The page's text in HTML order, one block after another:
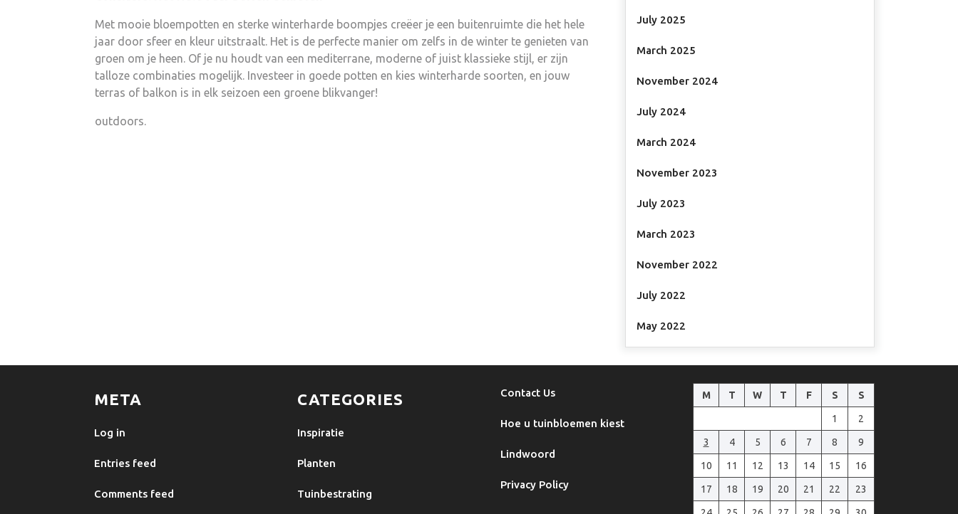
Met mooie bloempotten en sterke winterharde boompjes creëer je een buitenruimte die het hele
jaar door sfeer en kleur uitstraalt. Het is de perfecte manier om zelfs in de winter te genieten van
groen om je heen. Of je nu houdt van een mediterrane, moderne of juist klassieke stijl, er zijn
talloze combinaties mogelijk. Investeer in goede potten en kies winterharde soorten, en jouw
terras of balkon is in elk seizoen een groene blikvanger!
outdoors.
July 2025
March 2025
November 2024
July 2024
March 2024
November 2023
July 2023
March 2023
November 2022
July 2022
May 2022
META
Log in
Entries feed
Comments feed
CATEGORIES
Inspiratie
Planten
Tuinbestrating
Contact Us
Hoe u tuinbloemen kiest
Lindwoord
Privacy Policy
M T W T F S S
1 2
3 4 5 6 7 8 9
10 11 12 13 14 15 16
17 18 19 20 21 22 23